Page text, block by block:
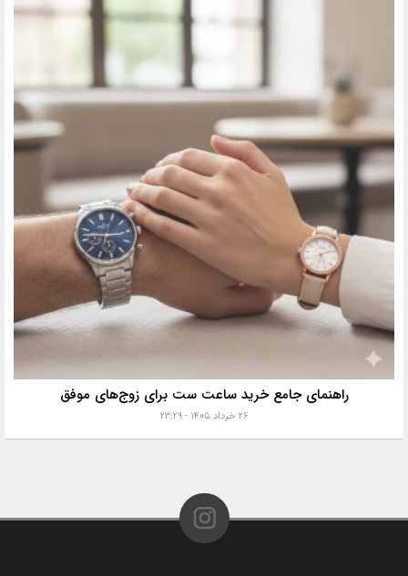
راهنمای جامع خرید ساعت ست برای زوج‌های موفق
۲۶ خرداد ۱۴۰۵ - ۲۳:۲۹